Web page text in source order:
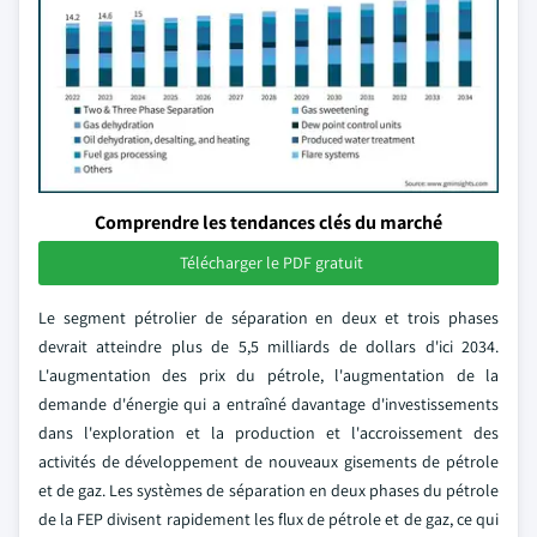
Comprendre les tendances clés du marché
Télécharger le PDF gratuit
Le segment pétrolier de séparation en deux et trois phases
devrait atteindre plus de 5,5 milliards de dollars d'ici 2034.
L'augmentation des prix du pétrole, l'augmentation de la
demande d'énergie qui a entraîné davantage d'investissements
dans l'exploration et la production et l'accroissement des
activités de développement de nouveaux gisements de pétrole
et de gaz. Les systèmes de séparation en deux phases du pétrole
de la FEP divisent rapidement les flux de pétrole et de gaz, ce qui